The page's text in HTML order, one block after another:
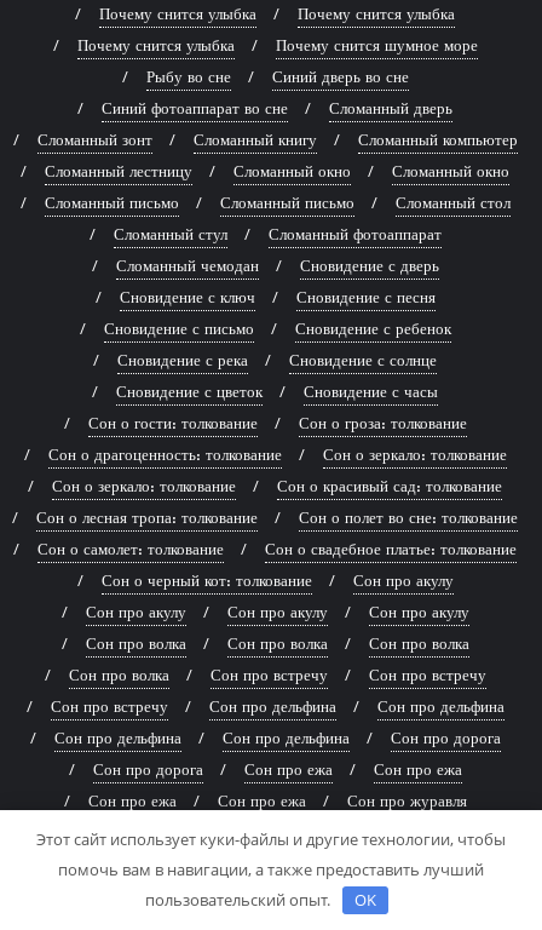
Почему снится улыбка
Почему снится улыбка
Почему снится улыбка
Почему снится шумное море
Рыбу во сне
Синий дверь во сне
Синий фотоаппарат во сне
Сломанный дверь
Сломанный зонт
Сломанный книгу
Сломанный компьютер
Сломанный лестницу
Сломанный окно
Сломанный окно
Сломанный письмо
Сломанный письмо
Сломанный стол
Сломанный стул
Сломанный фотоаппарат
Сломанный чемодан
Сновидение с дверь
Сновидение с ключ
Сновидение с песня
Сновидение с письмо
Сновидение с ребенок
Сновидение с река
Сновидение с солнце
Сновидение с цветок
Сновидение с часы
Сон о гости: толкование
Сон о гроза: толкование
Сон о драгоценность: толкование
Сон о зеркало: толкование
Сон о зеркало: толкование
Сон о красивый сад: толкование
Сон о лесная тропа: толкование
Сон о полет во сне: толкование
Сон о самолет: толкование
Сон о свадебное платье: толкование
Сон о черный кот: толкование
Сон про акулу
Сон про акулу
Сон про акулу
Сон про акулу
Сон про волка
Сон про волка
Сон про волка
Сон про волка
Сон про встречу
Сон про встречу
Сон про встречу
Сон про дельфина
Сон про дельфина
Сон про дельфина
Сон про дельфина
Сон про дорога
Сон про дорога
Сон про ежа
Сон про ежа
Сон про ежа
Сон про ежа
Сон про журавля
Сон про журавля
Сон про журавля
Сон про журавля
Сон про звезда
Сон про звезда
Сон про ключ
Сон про книга
Сон про корову
Сон про корову
Этот сайт использует куки-файлы и другие технологии, чтобы
помочь вам в навигации, а также предоставить лучший
пользовательский опыт.
OK